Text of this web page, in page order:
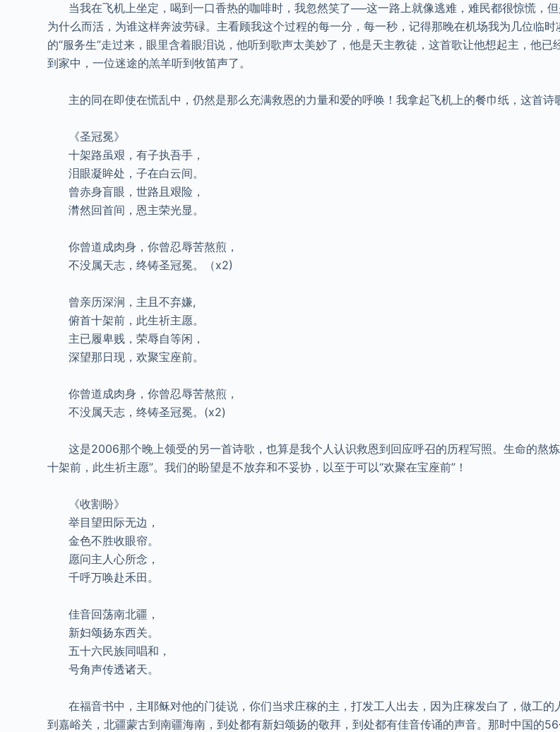
当我在飞机上坐定，喝到一口香热的咖啡时，我忽然笑了──这一路上就像逃难，难民都很惊慌，
为什么而活，为谁这样奔波劳碌。主看顾我这个过程的每一分，每一秒，记得那晚在机场我为几位临
的“服务生”走过来，眼里含着眼泪说，他听到歌声太美妙了，他是天主教徒，这首歌让他想起主，他
到家中，一位迷途的羔羊听到牧笛声了。
主的同在即使在慌乱中，仍然是那么充满救恩的力量和爱的呼唤！我拿起飞机上的餐巾纸，这首诗
《圣冠冕》
十架路虽艰，有子执吾手，
泪眼凝眸处，子在白云间。
曾赤身盲眼，世路且艰险，
潸然回首间，恩主荣光显。
你曾道成肉身，你曾忍辱苦熬煎，
不没属天志，终铸圣冠冕。（x2)
曾亲历深涧，主且不弃嫌,
俯首十架前，此生祈主愿。
主已履卑贱，荣辱自等闲，
深望那日现，欢聚宝座前。
你曾道成肉身，你曾忍辱苦熬煎，
不没属天志，终铸圣冠冕。(x2)
这是2006那个晚上领受的另一首诗歌，也算是我个人认识救恩到回应呼召的历程写照。生命的熬
十架前，此生祈主愿”。我们的盼望是不放弃和不妥协，以至于可以“欢聚在宝座前”！
《收割盼》
举目望田际无边，
金色不胜收眼帘。
愿问主人心所念，
千呼万唤赴禾田。
佳音回荡南北疆，
新妇颂扬东西关。
五十六民族同唱和，
号角声传透诸天。
在福音书中，主耶稣对他的门徒说，你们当求庄稼的主，打发工人出去，因为庄稼发白了，做工的
到嘉峪关，北疆蒙古到南疆海南，到处都有新妇颂扬的敬拜，到处都有佳音传诵的声音。那时中国的